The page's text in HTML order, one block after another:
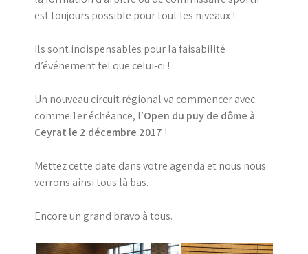
est toujours possible pour tout les niveaux !
Ils sont indispensables pour la faisabilité
d’événement tel que celui-ci !
Un nouveau circuit régional va commencer avec
comme 1er échéance, l’Open du puy de dôme à
Ceyrat le 2 décembre 2017 !
Mettez cette date dans votre agenda et nous nous
verrons ainsi tous là bas.
Encore un grand bravo à tous.